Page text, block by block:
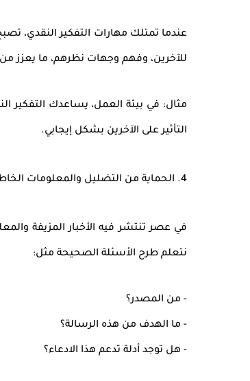
عندما تمتلك مهارات التفكير النقدي،
للآخرين، وفهم وجهات نظرهم، ما يعزز من
مثال: في بيئة العمل، يساعدك التفكير
التأثير على الآخرين بشكل إيجابي.
4. الحماية من التضليل والمعلومات الخاطئة
في عصر تنتشر فيه الأخبار المزيفة
نتعلم طرح الأسئلة الصحيحة مثل:
- من المصدر؟
- ما الهدف من هذه الرسالة؟
- هل توجد أدلة تدعم هذا الادعاء؟